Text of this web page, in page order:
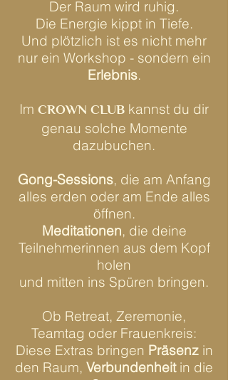
Der Raum wird ruhig.
Die Energie kippt in Tiefe.
Und plötzlich ist es nicht mehr
nur ein Workshop - sondern ein
Erlebnis.
Im CROWN CLUB kannst du dir
genau solche Momente
dazubuchen.
Gong-Sessions, die am Anfang
alles erden oder am Ende alles
öffnen.
Meditationen, die deine
Teilnehmerinnen aus dem Kopf
holen
und mitten ins Spüren bringen.
Ob Retreat, Zeremonie,
Teamtag oder Frauenkreis:
Diese Extras bringen Präsenzin
den Raum, Verbundenheitin die